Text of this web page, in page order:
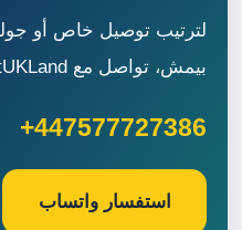
لترتيب توصيل خاص أو
بيمش، تواصل مع VisitUKLand عبر الرقم:
+447577727386
استفسار واتساب